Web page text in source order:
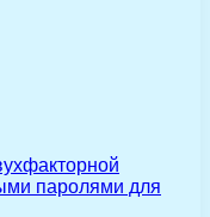
паролями для